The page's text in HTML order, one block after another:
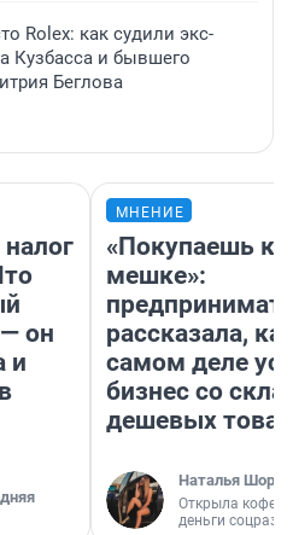
Rolex: как судили экс-
Кузбасса и бывшего
Беглова
он
и
МНЕНИЕ
«Покупаешь
мешке»:
рассказала,
самом деле
бизнес со
дешевых
Наталья
Открыла
деньги